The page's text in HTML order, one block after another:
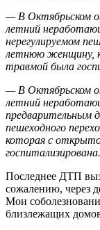
— В Октябрьском
летний
нерегулируемом
летнюю женщину,
травмой была
— В Октябрьском
летний
предварительным
пешеходного
которая с
госпитализирована.
Последнее ДТП
сожалению, через
Мои
близлежащих